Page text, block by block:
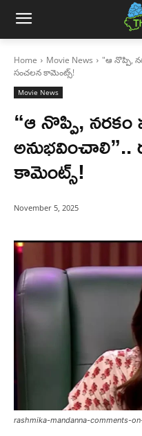
Home Movie News
"ఆ నొప్పి,
సంచలన కామెంట్స్!
Movie News
“ఆ నొప్పి,
అనుభవించాలి”..
కామెంట్స్!
November 5, 2025
rashmika-mandanna-comments-